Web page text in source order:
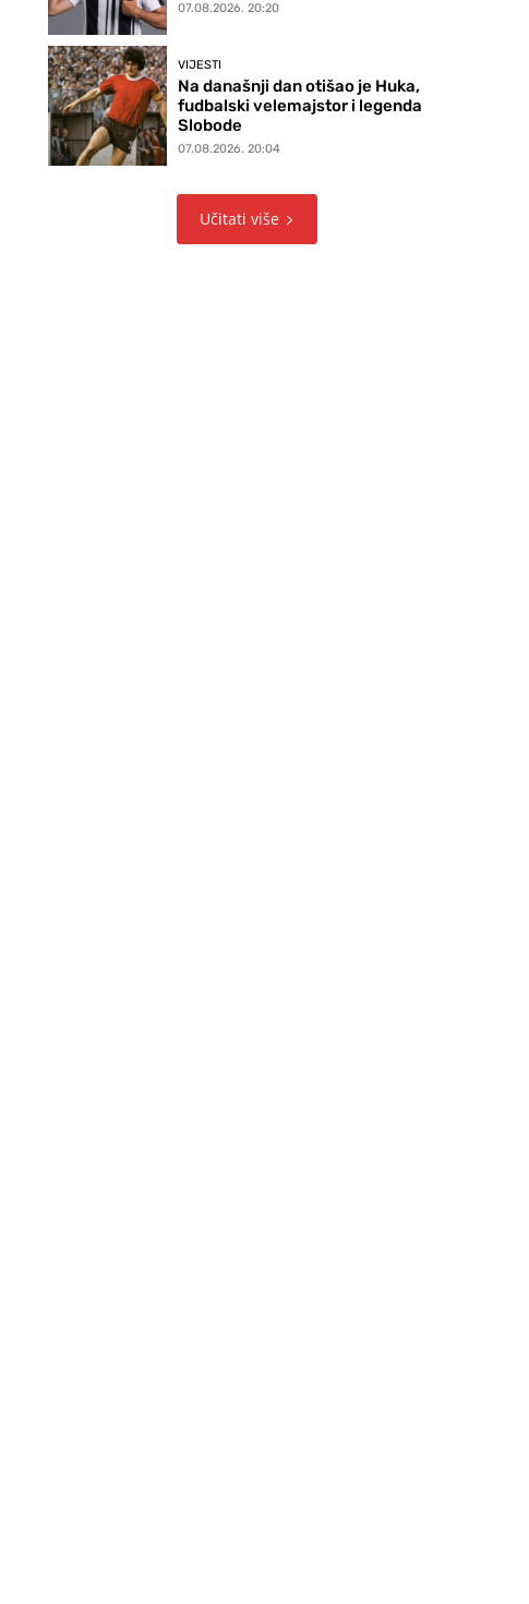
07.08.2026. 20:20
VIJESTI
Na današnji dan otišao je Huka,
fudbalski velemajstor i legenda
Slobode
07.08.2026. 20:04
Učitati više